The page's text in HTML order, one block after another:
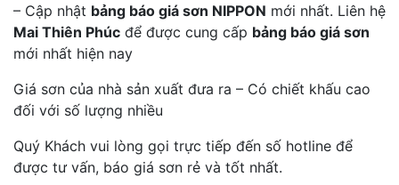
– Cập nhật bảng báo giá sơn NIPPON mới nhất. Liên hệ
Mai Thiên Phúc để được cung cấp bảng báo giá sơn
mới nhất hiện nay
Giá sơn của nhà sản xuất đưa ra – Có chiết khấu cao
đối với số lượng nhiều
Quý Khách vui lòng gọi trực tiếp đến số hotline để
được tư vấn, báo giá sơn rẻ và tốt nhất.